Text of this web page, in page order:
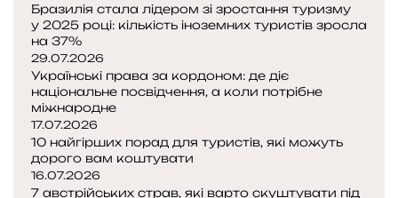
Бразилія стала лідером зі зростання туризму
у 2025 році: кількість іноземних туристів зросла
на 37%
29.07.2026
Українські права за кордоном: де діє
національне посвідчення, а коли потрібне
міжнародне
17.07.2026
10 найгірших порад для туристів, які можуть
дорого вам коштувати
16.07.2026
7 австрійських страв, які варто скуштувати під